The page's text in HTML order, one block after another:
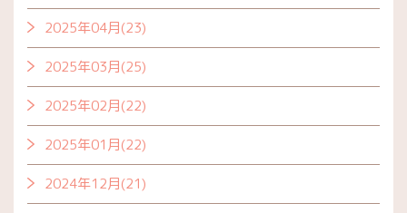
2025年04月(23)
2025年03月(25)
2025年02月(22)
2025年01月(22)
2024年12月(21)